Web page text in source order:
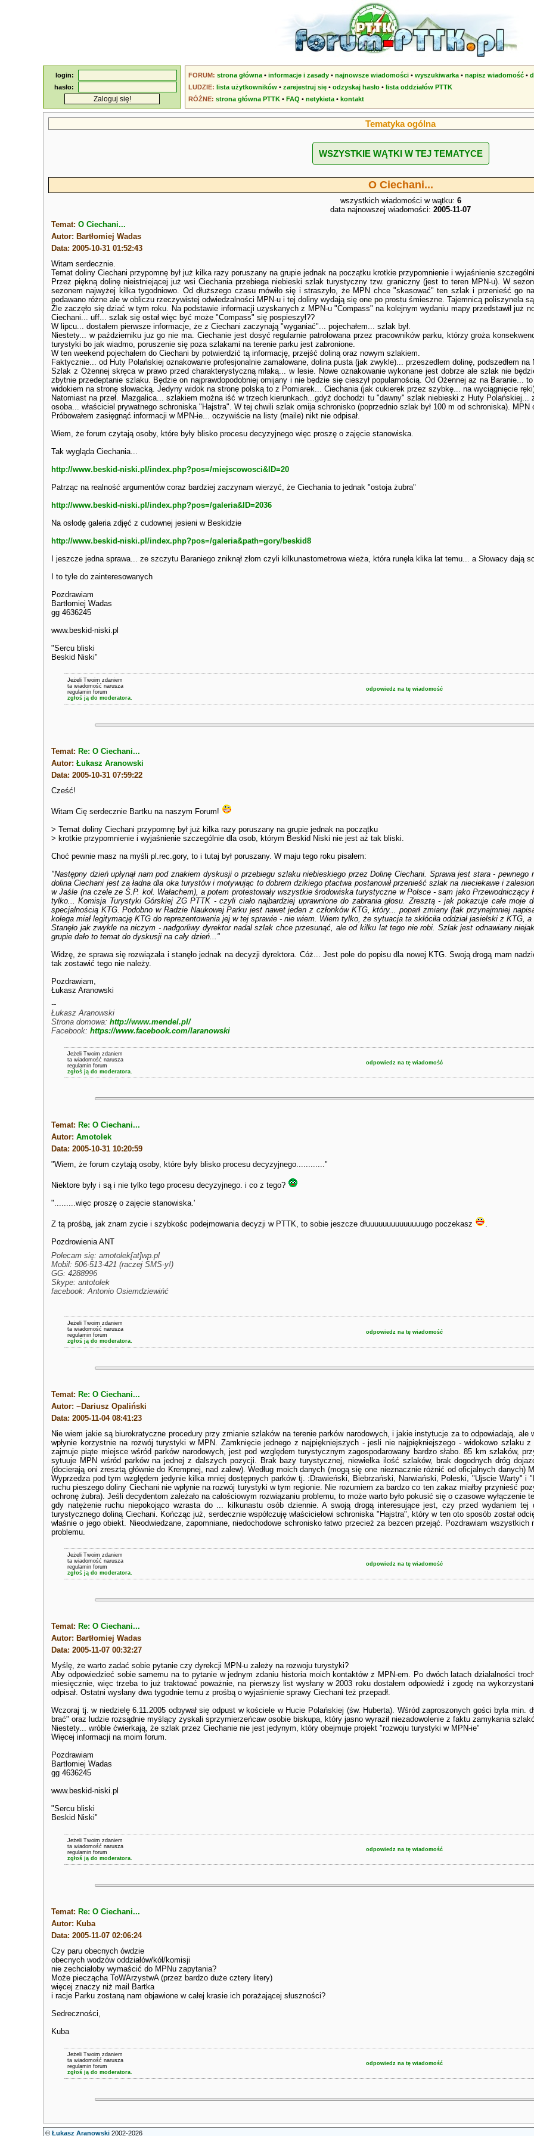
login:
hasło:
FORUM: strona główna • informacje i zasady • najnowsze wiadomości • wyszukiwarka • napisz wiadomość •
LUDZIE: lista użytkowników • zarejestruj się • odzyskaj hasło • lista oddziałów PTTK
RÓŻNE: strona główna PTTK • FAQ • netykieta • kontakt
Tematyka ogólna
WSZYSTKIE WĄTKI W TEJ TEMATYCE
O Ciechani...
wszystkich wiadomości w wątku: 6
data najnowszej wiadomości: 2005-11-07
Temat: O Ciechani...
Autor: Bartłomiej Wadas
Data: 2005-10-31 01:52:43
Witam serdecznie.
Temat doliny Ciechani przypomnę był już kilka razy poruszany na grupie jednak na początku krotkie przypomnienie i wyjaśnienie
Przez piękną dolinę nieistniejącej już wsi Ciechania przebiega niebieski szlak turystyczny tzw. graniczny (jest to teren MPN-u). W
sezonem najwyżej kilka tygodniowo. Od dłuższego czasu mówiło się i straszyło, że MPN chce "skasować" ten szlak i przenieść go
podawano różne ale w obliczu rzeczywistej odwiedzalności MPN-u i tej doliny wydają się one po prostu śmieszne. Tajemnicą poliszynela
Źle zaczęło się dziać w tym roku. Na podstawie informacji uzyskanych z MPN-u "Compass" na kolejnym wydaniu mapy przedstawił już
Ciechani... uff... szlak się ostał więc być może "Compass" się pospieszył??
W lipcu... dostałem pierwsze informacje, że z Ciechani zaczynają "wyganiać"... pojechałem... szlak był.
Niestety... w październiku juz go nie ma. Ciechanie jest dosyć regularnie patrolowana przez pracowników parku, którzy groża
turystyki bo jak wiadmo, poruszenie się poza szlakami na terenie parku jest zabronione.
W ten weekend pojechałem do Ciechani by potwierdzić tą informację, przejść doliną oraz nowym szlakiem.
Faktycznie... od Huty Polańskiej oznakowanie profesjonalnie zamalowane, dolina pusta (jak zwykle)... przeszedlem dolinę, podszedłem
Szlak z Ożennej skręca w prawo przed charakterystyczną młaką... w lesie. Nowe oznakowanie wykonane jest dobrze ale szlak nie
zbytnie przedeptanie szlaku. Będzie on najprawdopodobniej omijany i nie będzie się cieszył popularnością. Od Ożennej az na Baranie...
widokiem na stronę słowacką. Jedyny widok na stronę polską to z Pomiarek... Ciechania (jak cukierek przez szybkę... na wyciągnięcie
Natomiast na przeł. Mazgalica... szlakiem można iść w trzech kierunkach...gdyż dochodzi tu "dawny" szlak niebieski z Huty
osoba... właściciel prywatnego schroniska "Hajstra". W tej chwili szlak omija schronisko (poprzednio szlak był 100 m od schroniska).
Próbowałem zasięgnąć informacji w MPN-ie... oczywiście na listy (maile) nikt nie odpisał.
Wiem, że forum czytają osoby, które były blisko procesu decyzyjnego więc proszę o zajęcie stanowiska.
Tak wygląda Ciechania...
http://www.beskid-niski.pl/index.php?pos=/miejscowosci&ID=20
Patrząc na realność argumentów coraz bardziej zaczynam wierzyć, że Ciechania to jednak "ostoja żubra"
http://www.beskid-niski.pl/index.php?pos=/galeria&ID=2036
Na osłodę galeria zdjęć z cudownej jesieni w Beskidzie
http://www.beskid-niski.pl/index.php?pos=/galeria&path=gory/beskid8
I jeszcze jedna sprawa... ze szczytu Baraniego zniknął złom czyli kilkunastometrowa wieża, która runęła klika lat temu... a Słowacy dają
I to tyle do zainteresowanych
Pozdrawiam
Bartłomiej Wadas
gg 4636245
www.beskid-niski.pl
"Sercu bliski
Beskid Niski"
Jeżeli Twoim zdaniem
ta wiadomość narusza
regulamin forum
zgłoś ją do moderatora.
odpowiedz na tę wiadomość
Temat: Re: O Ciechani...
Autor: Łukasz Aranowski
Data: 2005-10-31 07:59:22
Cześć!
Witam Cię serdecznie Bartku na naszym Forum!
> Temat doliny Ciechani przypomnę był już kilka razy poruszany na grupie jednak na początku
> krotkie przypomnienie i wyjaśnienie szczególnie dla osob, którym Beskid Niski nie jest aż tak bliski.
Choć pewnie masz na myśli pl.rec.gory, to i tutaj był poruszany. W maju tego roku pisałem:
"Następny dzień upłynął nam pod znakiem dyskusji o przebiegu szlaku niebieskiego przez Dolinę Ciechani. Sprawa jest stara -
dolina Ciechani jest za ładna dla oka turystów i motywując to dobrem dzikiego ptactwa postanowił przenieść szlak na nieciekawe i
w Jaśle (na czele ze Ś.P. kol. Wałachem), a potem protestowały wszystkie środowiska turystyczne w Polsce - sam jako Przewodniczący
tylko... Komisja Turystyki Górskiej ZG PTTK - czyli ciało najbardziej uprawnione do zabrania głosu. Zresztą - jak pokazuje całe moje
specjalnością KTG. Podobno w Radzie Naukowej Parku jest nawet jeden z członków KTG, który... poparł zmiany (tak przynajmniej
kolega miał legitymację KTG do reprezentowania jej w tej sprawie - nie wiem. Wiem tylko, że sytuacja ta skłóciła oddział jasielski z KTG,
Stanęło jak zwykle na niczym - nadgorliwy dyrektor nadal szlak chce przesunąć, ale od kilku lat tego nie robi. Szlak jest odnawiany
grupie dało to temat do dyskusji na cały dzień..."
Widzę, że sprawa się rozwiązała i stanęło jednak na decyzji dyrektora. Cóż... Jest pole do popisu dla nowej KTG. Swoją drogą mam
tak zostawić tego nie należy.
Pozdrawiam,
Łukasz Aranowski
--
Łukasz Aranowski
Strona domowa: http://www.mendel.pl/
Facebook: https://www.facebook.com/laranowski
Jeżeli Twoim zdaniem
ta wiadomość narusza
regulamin forum
zgłoś ją do moderatora.
odpowiedz na tę wiadomość
Temat: Re: O Ciechani...
Autor: Amotolek
Data: 2005-10-31 10:20:59
"Wiem, że forum czytają osoby, które były blisko procesu decyzyjnego............"
Niektore były i są i nie tylko tego procesu decyzyjnego. i co z tego?
".........więc proszę o zajęcie stanowiska.'
Z tą prośbą, jak znam zycie i szybkośc podejmowania decyzji w PTTK, to sobie jeszcze dłuuuuuuuuuuuuuugo poczekasz
.
Pozdrowienia ANT
Polecam się: amotolek[at]wp.pl
Mobil: 506-513-421 (raczej SMS-y!)
GG: 4288996
Skype: antotolek
facebook: Antonio Osiemdziewińć
Jeżeli Twoim zdaniem
ta wiadomość narusza
regulamin forum
zgłoś ją do moderatora.
odpowiedz na tę wiadomość
Temat: Re: O Ciechani...
Autor: ~Dariusz Opaliński
Data: 2005-11-04 08:41:23
Nie wiem jakie są biurokratyczne procedury przy zmianie szlaków na terenie parków narodowych, i jakie instytucje za to odpowiadają,
wpłynie korzystnie na rozwój turystyki w MPN. Zamknięcie jednego z najpiękniejszych - jesli nie najpiękniejszego - widokowo szlaku
zajmuje piąte miejsce wśród parków narodowych, jest pod względem turystycznym zagospodarowany bardzo słabo. 85 km szlaków,
sytuuje MPN wśród parków na jednej z dalszych pozycji. Brak bazy turystycznej, niewielka ilość szlaków, brak dogodnych dróg
(docierają oni zresztą głównie do Krempnej, nad zalew). Według moich danych (mogą się one nieznacznie różnić od oficjalnych danych)
Wyprzedza pod tym względem jedynie kilka mniej dostępnych parków tj. :Drawieński, Biebrzański, Narwiański, Poleski, "Ujscie Warty" i
ruchu pieszego doliny Ciechani nie wpłynie na rozwój turystyki w tym regionie. Nie rozumiem za bardzo co ten zakaz miałby przynieść
ochronę żubra). Jeśli decydentom zależało na całościowym rozwiązaniu problemu, to może warto było pokusić się o czasowe
gdy natężenie ruchu niepokojąco wzrasta do ... kilkunastu osób dziennie. A swoją drogą interesujące jest, czy przed wydaniem
turystycznego doliną Ciechani. Kończąc już, serdecznie współczuję właścicielowi schroniska "Hajstra", który w ten oto sposób został
właśnie o jego obiekt. Nieodwiedzane, zapomniane, niedochodowe schronisko łatwo przecież za bezcen przejąć. Pozdrawiam
problemu.
Jeżeli Twoim zdaniem
ta wiadomość narusza
regulamin forum
zgłoś ją do moderatora.
odpowiedz na tę wiadomość
Temat: Re: O Ciechani...
Autor: Bartłomiej Wadas
Data: 2005-11-07 00:32:27
Myślę, że warto zadać sobie pytanie czy dyrekcji MPN-u zależy na rozwoju turystyki?
Aby odpowiedzieć sobie samemu na to pytanie w jednym zdaniu historia moich kontaktów z MPN-em. Po dwóch latach działalności
miesięcznie, więc trzeba to już traktować poważnie, na pierwszy list wysłany w 2003 roku dostałem odpowiedź i zgodę na
odpisał. Ostatni wysłany dwa tygodnie temu z prośbą o wyjaśnienie sprawy Ciechani też przepadł.
Wczoraj tj. w niedzielę 6.11.2005 odbywał się odpust w kościele w Hucie Polańskiej (św. Huberta). Wśród zaproszonych gości była
brać" oraz ludzie rozsądnie myślący zyskali sprzymierzeńcaw osobie biskupa, który jasno wyraził niezadowolenie z faktu zamykania
Niestety... wróble ćwierkają, że szlak przez Ciechanie nie jest jedynym, który obejmuje projekt "rozwoju turystyki w MPN-ie"
Więcej informacji na moim forum.
Pozdrawiam
Bartłomiej Wadas
gg 4636245
www.beskid-niski.pl
"Sercu bliski
Beskid Niski"
Jeżeli Twoim zdaniem
ta wiadomość narusza
regulamin forum
zgłoś ją do moderatora.
odpowiedz na tę wiadomość
Temat: Re: O Ciechani...
Autor: Kuba
Data: 2005-11-07 02:06:24
Czy paru obecnych ówdzie
obecnych wodzów oddziałów/kół/komisji
nie zechciałoby wymaścić do MPNu zapytania?
Może pieczącha ToWArzystwA (przez bardzo duże cztery litery)
więcej znaczy niż mail Bartka
i racje Parku zostaną nam objawione w całej krasie ich porażającej słuszności?
Sedreczności,
Kuba
Jeżeli Twoim zdaniem
ta wiadomość narusza
regulamin forum
zgłoś ją do moderatora.
odpowiedz na tę wiadomość
© Łukasz Aranowski 2002-2026